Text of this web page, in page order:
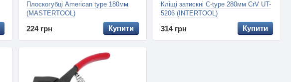
Плоскогубці American type 180мм
(MASTERTOOL)
224 грн Купити
Кліщі затискні C-type 280мм CrV UT-
5206 (INTERTOOL)
314 грн Купити